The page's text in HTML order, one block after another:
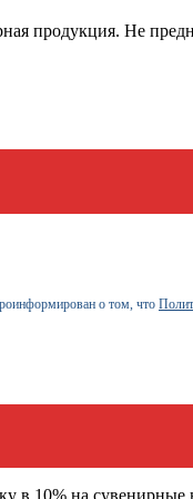
продукция. Не
о том, что
в 10% на сувенирные